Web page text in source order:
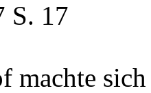
S. 17
machte